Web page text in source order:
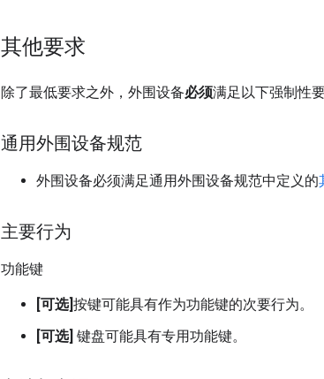
其他要求
除了最低要求之外，外围设备必须满足以下强制性
通用外围设备规范
外围设备必须满足通用外围设备规范中定义的
主要行为
功能键
[可选]按键可能具有作为功能键的次要行为。
[可选] 键盘可能具有专用功能键。